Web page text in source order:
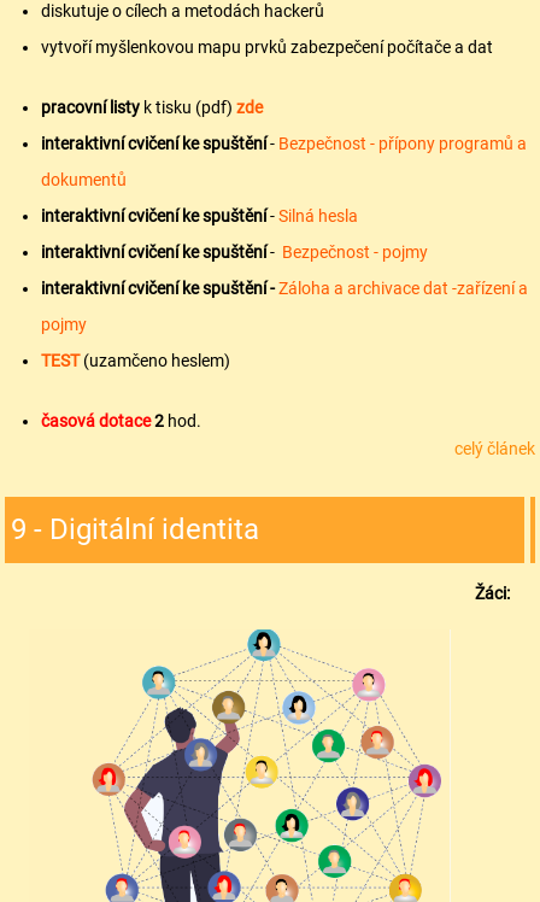
diskutuje o cílech a metodách hackerů
vytvoří myšlenkovou mapu prvků zabezpečení počítače a dat
pracovní listy k tisku (pdf) zde
interaktivní cvičení ke spuštění- Bezpečnost - přípony programů a
dokumentů
interaktivní cvičení ke spuštění-Silná hesla
interaktivní cvičení ke spuštění- Bezpečnost - pojmy
interaktivní cvičení ke spuštění -Záloha a archivace dat -zařízení a
pojmy
TEST (uzamčeno heslem)
časová dotace2 hod.
celý článek
9 - Digitální identita
Žáci: